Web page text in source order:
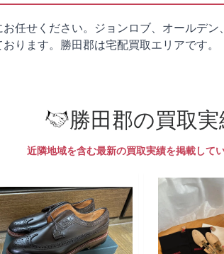
任せください。ジョンロブ、オールデ
ります。勝田郡は宅配買取エリアです。
勝田郡の買取
近隣地域を含む最新の買取実績を掲載して